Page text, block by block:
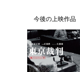
今後の上映作品